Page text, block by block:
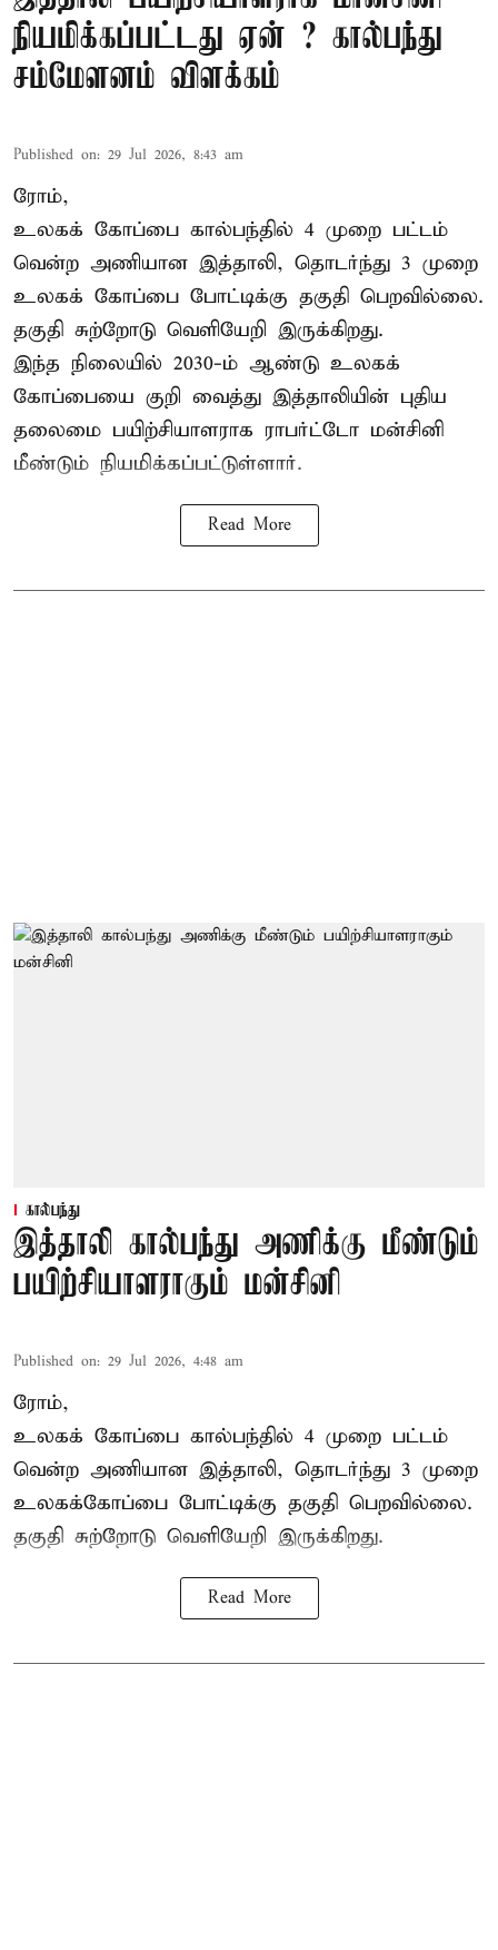
நியமிக்கப்பட்டது ஏன் ? கால்பந்து
சம்மேளனம் விளக்கம்
Published on: 29 Jul 2026, 8:43 am
ரோம்,
உலகக் கோப்பை கால்பந்தில் 4 முறை பட்டம்
வென்ற அணியான இத்தாலி, தொடர்ந்து 3 முறை
உலகக் கோப்பை போட்டிக்கு தகுதி பெறவில்லை.
தகுதி சுற்றோடு வெளியேறி இருக்கிறது.
இந்த நிலையில் 2030-ம் ஆண்டு உலகக்
கோப்பையை குறி வைத்து இத்தாலியின் புதிய
தலைமை பயிற்சியாளராக ராபர்ட்டோ மன்சினி
மீண்டும் நியமிக்கப்பட்டுள்ளார்.
Read More
கால்பந்து
இத்தாலி கால்பந்து அணிக்கு மீண்டும்
பயிற்சியாளராகும் மன்சினி
Published on: 29 Jul 2026, 4:48 am
ரோம்,
உலகக் கோப்பை கால்பந்தில் 4 முறை பட்டம்
வென்ற அணியான இத்தாலி, தொடர்ந்து 3 முறை
உலகக்கோப்பை போட்டிக்கு தகுதி பெறவில்லை.
தகுதி சுற்றோடு வெளியேறி இருக்கிறது.
Read More